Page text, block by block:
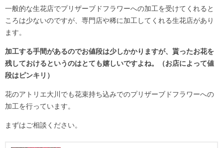
一般的な生花店でプリザーブドフラワーへの加工を受けてくれると
ころは少ないのですが、専門店や稀に加工してくれる生花店があり
ます。
加工する手間があるのでお値段は少しかかりますが、貰ったお花を
残しておけるというのはとても嬉しいですよね。（お店によって値
段はピンキリ）
花のアトリエ大川でも花束持ち込みでのプリザーブドフラワーへの
加工を行っています。
まずはご相談ください。